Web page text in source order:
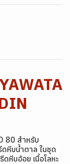
80 สำหรับ
หีบน้ำตาล ในชุด
หีบอ้อย เนื้อโลหะ